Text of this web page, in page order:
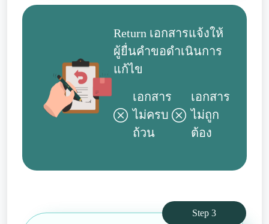
Return เอกสารแจ้งให้
ผู้ยื่นคำขอดำเนินการ
แก้ไข
เอกสาร
ไม่ครบ
ถ้วน
เอกสาร
ไม่ถูก
ต้อง
Step 3